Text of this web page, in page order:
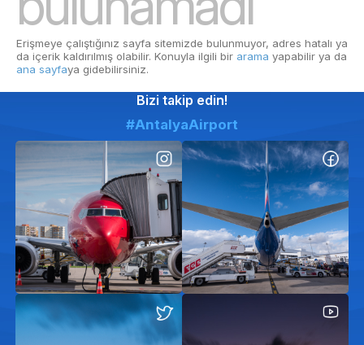
Erişmeye çalıştığınız sayfa sitemizde bulunmuyor, adres hatalı ya
da içerik kaldırılmış olabilir. Konuyla ilgili bir arama yapabilir ya da
ana sayfaya gidebilirsiniz.
Bizi takip edin!
#AntalyaAirport